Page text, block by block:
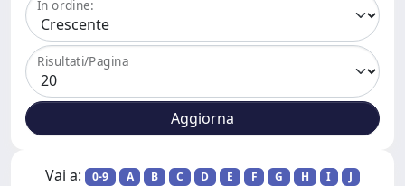
In ordine:
Risultati/Pagina
Vai a: 0-9 A B C D E F G H I
J